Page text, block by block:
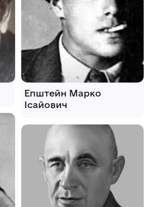
Епштейн Марко
Ісайович